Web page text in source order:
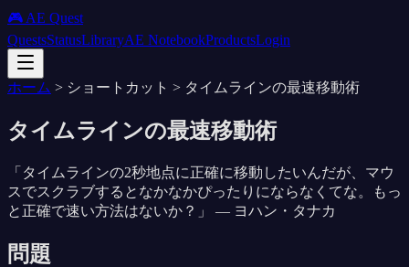
🎮 AE Quest
QuestsStatusLibraryAE NotebookProductsLogin
ホーム > ショートカット > タイムラインの最速移動術
タイムラインの最速移動術
「 タイムラインの2秒地点に正確に移動したいんだが、マウ
スでスクラブするとなかなかぴったりにならなくてな。もっ
と正確で速い方法はないか？ 」 — ヨハン・タナカ
問題